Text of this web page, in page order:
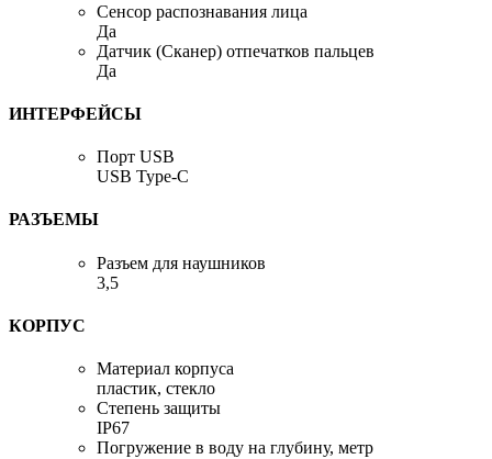
Сенсор распознавания лица
Да
Датчик (Сканер) отпечатков пальцев
Да
ИНТЕРФЕЙСЫ
Порт USB
USB Type-C
РАЗЪЕМЫ
Разъем для наушников
3,5
КОРПУС
Материал корпуса
пластик, стекло
Степень защиты
IP67
Погружение в воду на глубину, метр